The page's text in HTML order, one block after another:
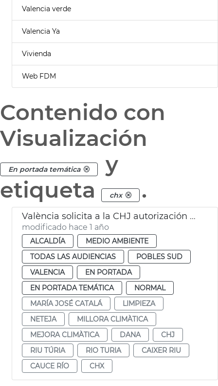
Valencia verde
Valencia Ya
Vivienda
Web FDM
Contenido con
Visualización
En portada temática
y
etiqueta
chx .
València solicita a la CHJ autorización para limipar el cauce del Turia
modificado hace 1 año
ALCALDÍA
MEDIO AMBIENTE
TODAS LAS AUDIENCIAS
POBLES SUD
VALENCIA
EN PORTADA
EN PORTADA TEMÁTICA
NORMAL
MARÍA JOSÉ CATALÁ
LIMPIEZA
NETEJA
MILLORA CLIMÀTICA
MEJORA CLIMÀTICA
DANA
CHJ
RIU TÚRIA
RIO TURIA
CAIXER RIU
CAUCE RÍO
CHX